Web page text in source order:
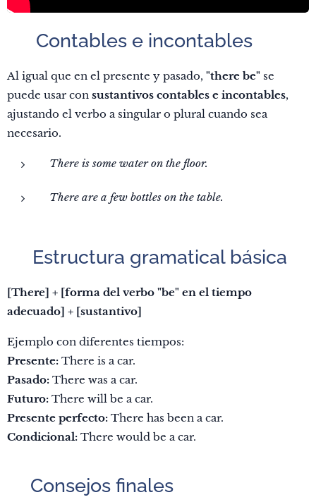
🧠 Contables e incontables
Al igual que en el presente y pasado, "there be" se
puede usar con sustantivos contables e incontables,
ajustando el verbo a singular o plural cuando sea
necesario.
There is some water on the floor.
There are a few bottles on the table.
Estructura gramatical básica
[There] + [forma del verbo "be" en el tiempo
adecuado] + [sustantivo]
Ejemplo con diferentes tiempos:
Presente: There is a car.
Pasado: There was a car.
Futuro: There will be a car.
Presente perfecto: There has been a car.
Condicional: There would be a car.
Consejos finales